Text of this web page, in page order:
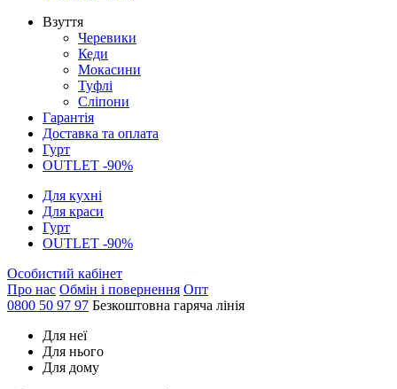
Взуття
Черевики
Кеди
Мокасини
Туфлі
Сліпони
Гарантія
Доставка та оплата
Гурт
OUTLET -90%
Для кухні
Для краси
Гурт
OUTLET -90%
Особистий кабінет
Про нас Обмін і повернення Опт
0800 50 97 97 Безкоштовна гаряча лінія
Для неї
Для нього
Для дому